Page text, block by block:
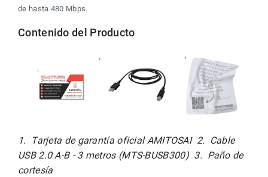
de hasta 480 Mbps.
Contenido del Producto
1.  Tarjeta de garantía oficial AMITOSAI  2.  Cable
USB 2.0 A-B - 3 metros (MTS-BUSB300)  3.  Paño de
cortesía